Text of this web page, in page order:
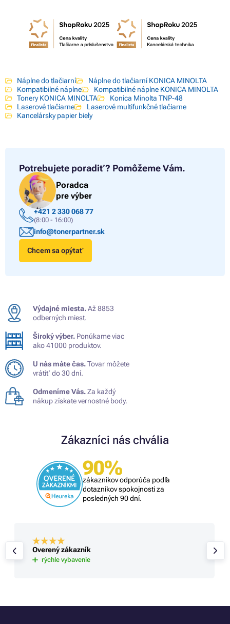
Náplne do tlačiarní
Náplne do tlačiarní KONICA MINOLTA
Kompatibilné náplne
Kompatibilné náplne KONICA MINOLTA
Tonery KONICA MINOLTA
Konica Minolta TNP-48
Laserové tlačiarne
Laserové multifunkčné tlačiarne
Kancelársky papier biely
Potrebujete poradiť? Pomôžeme Vám.
Poradca
pre výber
+421 2 330 068 77
(8:00 - 16:00)
info@tonerpartner.sk
Chcem sa opýtať
Výdajné miesta.Až 8853
odberných miest.
Široký výber. Ponúkame viac
ako 41000 produktov.
U nás máte čas.Tovar môžete
vrátiť do 30 dní.
Odmeníme Vás.Za každý
nákup získate vernostné body.
Zákazníci nás chvália
90%
zákazníkov odporúča podľa
dotazníkov spokojnosti za
posledných 90 dní.
Overený zákazník
rýchle vybavenie